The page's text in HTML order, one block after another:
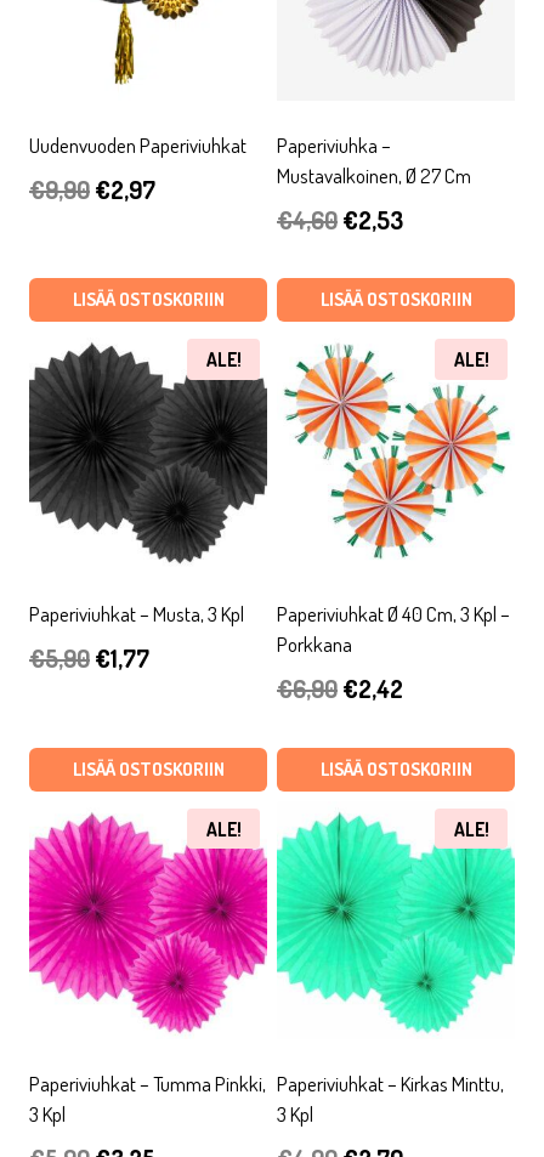
Uudenvuoden Paperiviuhkat
€9,90Alkuperäinen
€9,90.
€2,97Nykyinen
€2,97.
LISÄÄ OSTOSKORIIN
Paperiviuhka –
Mustavalkoinen, Ø 27 Cm
€4,60Alkuperäinen
oli:
€2,53Nykyinen
on:
€2,53.
LISÄÄ OSTOSKORIIN
ALE!
Paperiviuhkat – Musta, 3 Kpl
€5,90Alkuperäinen
€5,90.
€1,77Nykyinen
€1,77.
LISÄÄ OSTOSKORIIN
ALE!
Paperiviuhkat Ø 40 Cm, 3 Kpl –
Porkkana
€6,90Alkuperäinen
oli:
€2,42
on:
€2,42.
LISÄÄ OSTOSKORIIN
ALE!
Paperiviuhkat – Tumma Pinkki,
3 Kpl
ALE!
Paperiviuhkat – Kirkas Minttu,
3 Kpl